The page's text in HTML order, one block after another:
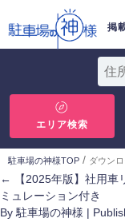
掲
エリア検索
駐車場の神様TOP / ダウン
←
【2025年版】社用車
ミュレーション付き
By 駐車場の神様 |